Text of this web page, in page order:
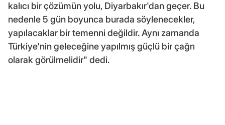
kalıcı bir çözümün yolu, Diyarbakır'dan geçer. Bu
nedenle 5 gün boyunca burada söylenecekler,
yapılacaklar bir temenni değildir. Aynı zamanda
Türkiye'nin geleceğine yapılmış güçlü bir çağrı
olarak görülmelidir" dedi.